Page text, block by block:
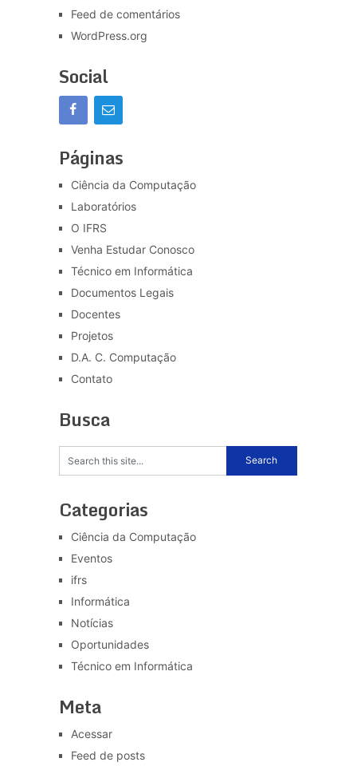
Feed de comentários
WordPress.org
Social
Páginas
Ciência da Computação
Laboratórios
O IFRS
Venha Estudar Conosco
Técnico em Informática
Documentos Legais
Docentes
Projetos
D.A. C. Computação
Contato
Busca
Categorias
Ciência da Computação
Eventos
ifrs
Informática
Notícias
Oportunidades
Técnico em Informática
Meta
Acessar
Feed de posts